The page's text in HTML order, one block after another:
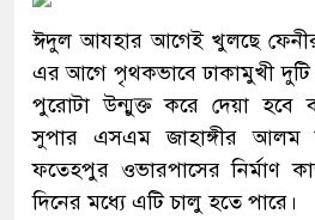
ঈদুল আযহার আগেই খুলছে
এর আগে পৃথকভাবে ঢাকামুখী
পুরোটা উন্মুক্ত করে দেয়া হবে
সুপার এসএম জাহাঙ্গীর আলম
ফতেহপুর ওভারপাসের নির্মাণ
দিনের মধ্যে এটি চালু হতে পারে।